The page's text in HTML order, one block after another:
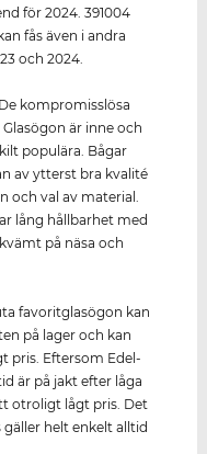
för 2024. 391004
fås även i andra
och 2024.
kompromisslösa
är inne och
populära. Bågar
av ytterst bra kvalité
och val av material.
lång hållbarhet med
på näsa och
favoritglasögon kan
på lager och kan
pris. Eftersom Edel-
är på jakt efter låga
otroligt lågt pris. Det
gäller helt enkelt alltid